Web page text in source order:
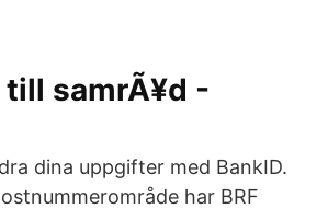
till samrÃ¥d -
dina uppgifter med BankID.
har BRF